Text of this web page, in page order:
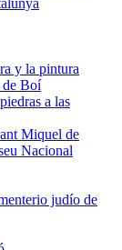
y la pintura
de Boí
a las
Miquel de
Nacional
judío de